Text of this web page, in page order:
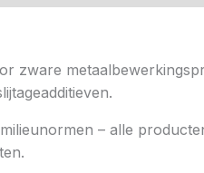
zware
– alle